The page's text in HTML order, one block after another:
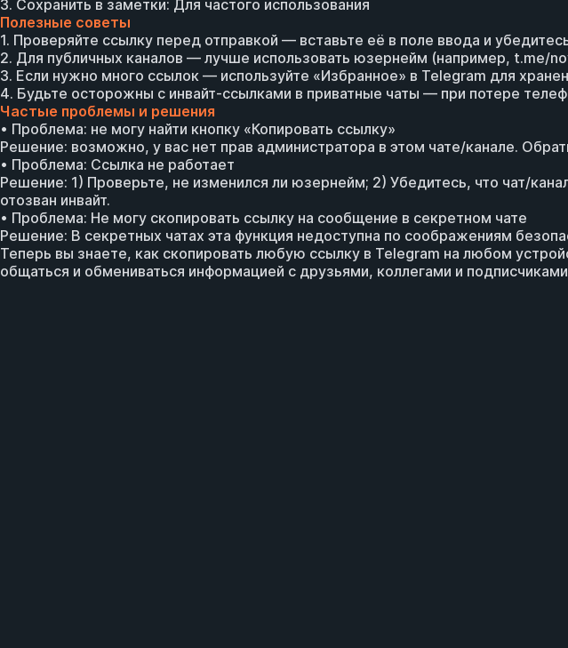
3. Сохранить в заметки: Для частого использования
Полезные советы
1. Проверяйте ссылку перед отправкой — вставьте её в поле ввода и
2. Для публичных каналов — лучше использовать юзернейм (например, t.me/
3. Если нужно много ссылок — используйте «Избранное» в Telegram для
4. Будьте осторожны с инвайт-ссылками в приватные чаты — при потере
Частые проблемы и решения
• Проблема: не могу найти кнопку «Копировать ссылку»
Решение: возможно, у вас нет прав администратора в этом чате/канале.
• Проблема: Ссылка не работает
Решение: 1) Проверьте, не изменился ли юзернейм; 2) Убедитесь, что чат/
отозван инвайт.
• Проблема: Не могу скопировать ссылку на сообщение в секретном чате
Решение: В секретных чатах эта функция недоступна по соображениям
Теперь вы знаете, как скопировать любую ссылку в Telegram на любом
общаться и обмениваться информацией с друзьями, коллегами и подписчиками